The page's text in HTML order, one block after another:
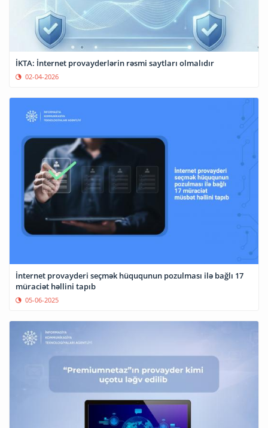
İKTA: İnternet provayderlərin rəsmi saytları olmalıdır
02-04-2026
İnternet provayderi seçmək hüququnun pozulması ilə bağlı 17
müraciət həllini tapıb
05-06-2025